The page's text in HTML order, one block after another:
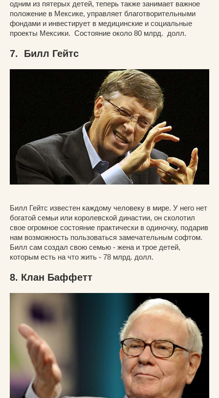
одним из пятерых детей, теперь также занимает важное
положение в Мексике, управляет благотворительными
фондами и инвестирует в медицинские и социальные
проекты Мексики. Состояние около 80 млрд. долл.
7. Билл Гейтс
Билл Гейтс известен каждому человеку в мире. У него нет
богатой семьи или королевской династии, он сколотил
свое огромное состояние практически в одиночку, подарив
нам возможность пользоваться замечательным софтом.
Билл сам создал свою семью - жена и трое детей,
которым есть на что жить - 78 млрд. долл.
8. Клан Баффетт